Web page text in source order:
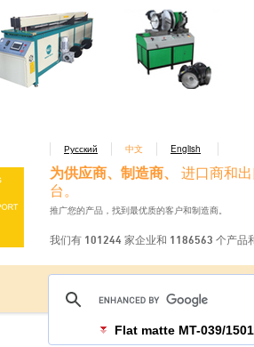
Русский 中文 English
为供应商、制造商、
进口商和
台。
推广您的产品，找到最优质的客户和制造商。
我们有 101244 家企业和 1186563 个产品
Flat matte MT-039/